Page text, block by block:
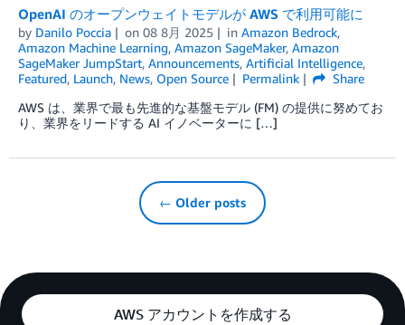
OpenAI のオープンウェイトモデルが AWS で利用可能に
by Danilo Poccia on 08 8月 2025 in Amazon Bedrock,
Amazon Machine Learning, Amazon SageMaker, Amazon
SageMaker JumpStart, Announcements, Artificial Intelligence,
Featured, Launch, News, Open Source Permalink
Share
AWS は、業界で最も先進的な基盤モデル (FM) の提供に努めてお
り、業界をリードする AI イノベーターに […]
← Older posts
AWS アカウントを作成する